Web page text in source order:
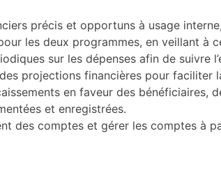
précis et opportuns à usage
les deux programmes, en veillant à
sur les dépenses afin de
projections financières pour
en faveur des
et enregistrées.
des comptes et gérer les comptes à